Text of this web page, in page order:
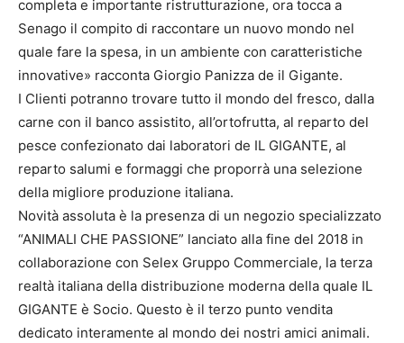
completa e importante ristrutturazione, ora tocca a
Senago il compito di raccontare un nuovo mondo nel
quale fare la spesa, in un ambiente con caratteristiche
innovative» racconta Giorgio Panizza de il Gigante.
I Clienti potranno trovare tutto il mondo del fresco, dalla
carne con il banco assistito, all’ortofrutta, al reparto del
pesce confezionato dai laboratori de IL GIGANTE, al
reparto salumi e formaggi che proporrà una selezione
della migliore produzione italiana.
Novità assoluta è la presenza di un negozio specializzato
“ANIMALI CHE PASSIONE” lanciato alla fine del 2018 in
collaborazione con Selex Gruppo Commerciale, la terza
realtà italiana della distribuzione moderna della quale IL
GIGANTE è Socio. Questo è il terzo punto vendita
dedicato interamente al mondo dei nostri amici animali.